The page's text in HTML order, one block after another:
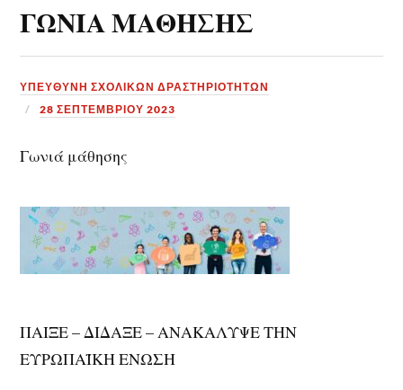
ΓΩΝΙΑ ΜΑΘΗΣΗΣ
ΥΠΕΎΘΥΝΗ ΣΧΟΛΙΚΏΝ ΔΡΑΣΤΗΡΙΟΤΉΤΩΝ
28 ΣΕΠΤΕΜΒΡΊΟΥ 2023
Γωνιά μάθησης
ΠΑΙΞΕ – ΔΙΔΑΞΕ – ΑΝΑΚΑΛΥΨΕ ΤΗΝ
ΕΥΡΩΠΑΪΚΗ ΕΝΩΣΗ